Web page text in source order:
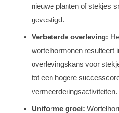
nieuwe planten of stekjes
gevestigd.
Verbeterde overleving:
wortelhormonen resulteert
overlevingskans voor
tot een hogere
vermeerderingsactiviteiten.
Uniforme groei: